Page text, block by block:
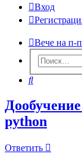
Вход
Вече на п-
Поиск
python
Ответить